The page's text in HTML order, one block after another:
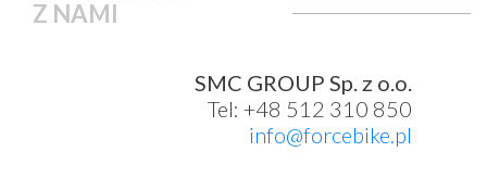
Z NAMI
SMC GROUP Sp. z o.o.
Tel: +48 512 310 850
info@forcebike.pl